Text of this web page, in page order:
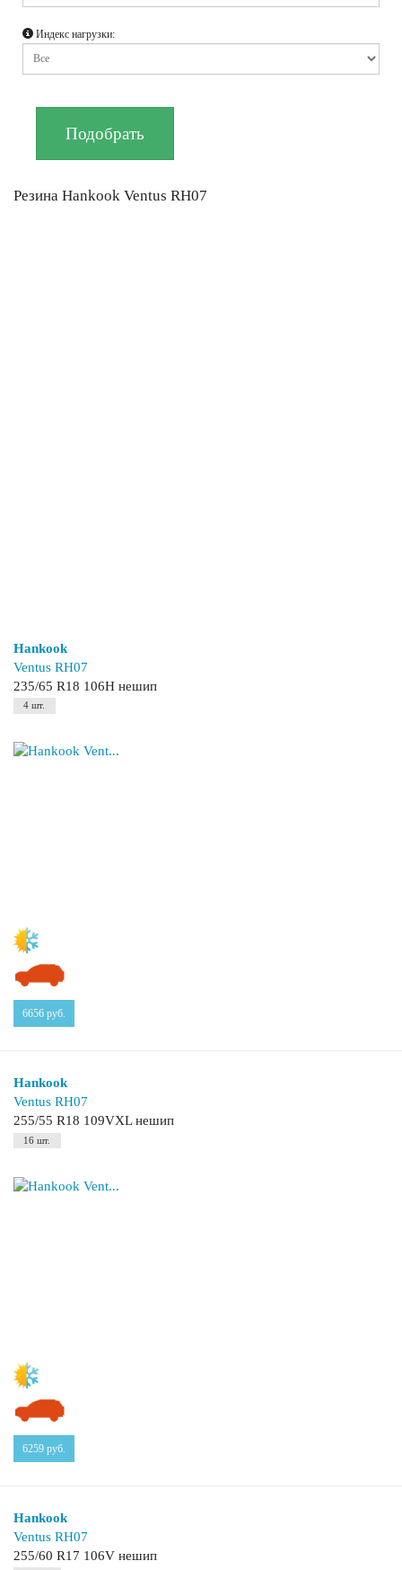
Индекс нагрузки:
Резина Hankook Ventus RH07
Hankook
Ventus RH07
235/65 R18 106H нешип
4 шт.
6656 руб.
Hankook
Ventus RH07
255/55 R18 109VXL нешип
16 шт.
6259 руб.
Hankook
Ventus RH07
255/60 R17 106V нешип